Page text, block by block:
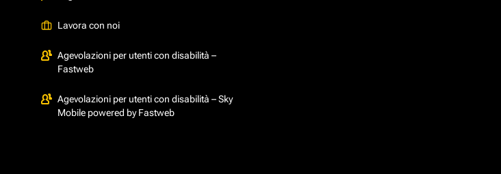
Lavora con noi
Agevolazioni per utenti con disabilità –
Fastweb
Agevolazioni per utenti con disabilità – Sky
Mobile powered by Fastweb